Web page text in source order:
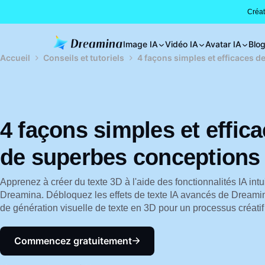
Image IA Vidéo IA Avatar IA
Accueil
Conseils et tutoriels 4 façons simples et efficaces
4 façons simples et
de superbes conceptions
Apprenez à créer du texte 3D à l'aide des fonctionnalités IA
Dreamina. Débloquez les effets de texte IA avancés de
de génération visuelle de texte en 3D pour un processus créatif
Commencez gratuitement